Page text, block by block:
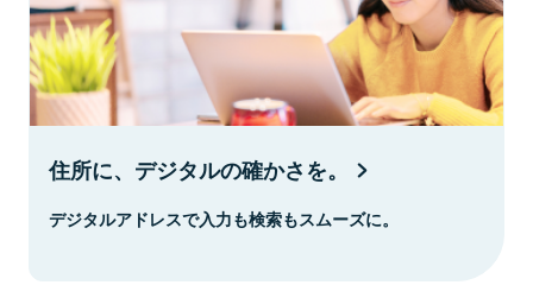
住所に、デジタルの確かさを。
デジタルアドレスで入力も検索もスムーズに。